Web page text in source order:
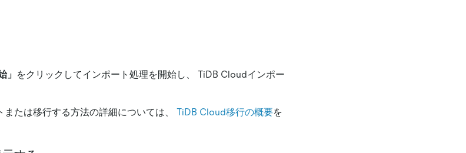
」 をクリックしてインポート処理を開始し、 TiDB Cloudインポー
たは移行する方法の詳細については、 TiDB Cloud移行の概要を